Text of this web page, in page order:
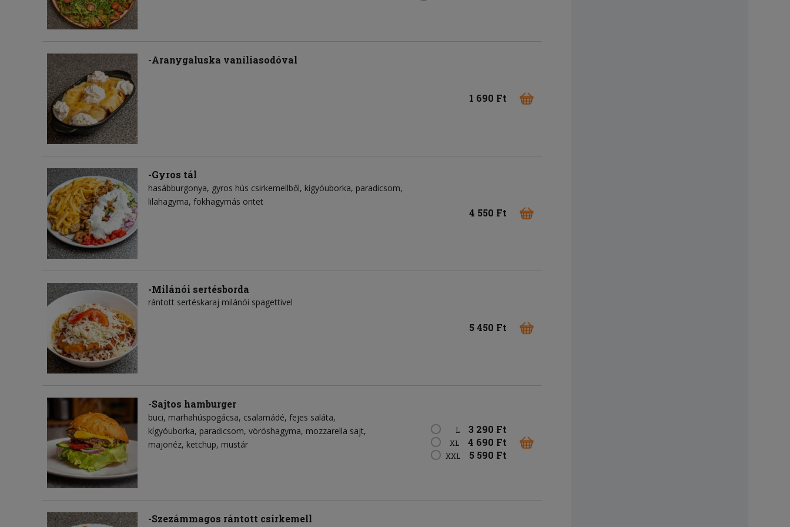
-Aranygaluska vaníliasodóval
1 690 Ft
-Gyros tál
hasábburgonya gyros hús csirkemellből kígyóuborka paradicsom
lilahagyma fokhagymás öntet
4 550 Ft
-Milánói sertésborda
rántott sertéskaraj milánói spagettivel
5 450 Ft
-Sajtos hamburger
buci marhahúspogácsa csalamádé fejes saláta
kígyóuborka paradicsom vöröshagyma mozzarella sajt
majonéz ketchup mustár
L 3 290 Ft
XL 4 690 Ft
XXL 5 590 Ft
-Szezámmagos rántott csirkemell